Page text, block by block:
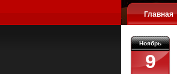
Главная
Ноябрь
9